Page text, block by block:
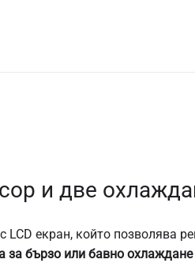
и две
екран, който позволява
за бързо или бавно охлаждане